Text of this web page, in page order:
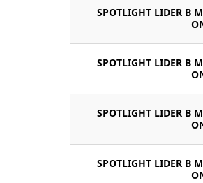
SPOTLIGHT LIDER B
SPOTLIGHT LIDER B
SPOTLIGHT LIDER B
SPOTLIGHT LIDER B